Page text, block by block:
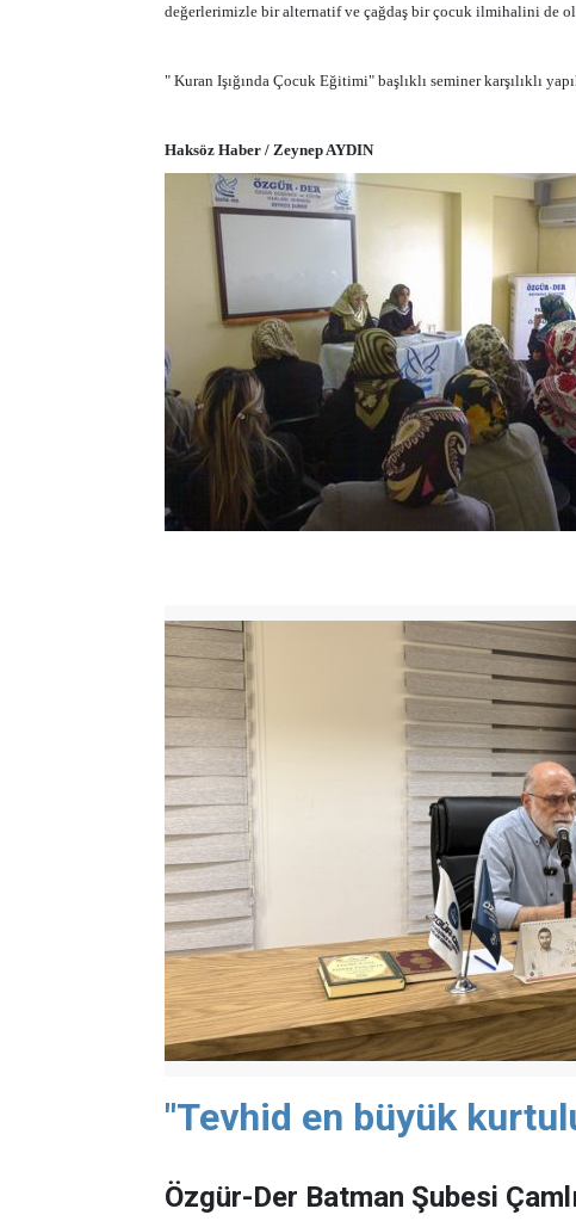
değerlerimizle bir alternatif ve çağdaş bir çocuk ilmihalini de
" Kuran Işığında Çocuk Eğitimi" başlıklı seminer karşılıklı
Haksöz Haber / Zeynep AYDIN
"Tevhid en büyük
Özgür-Der Batman Şubesi